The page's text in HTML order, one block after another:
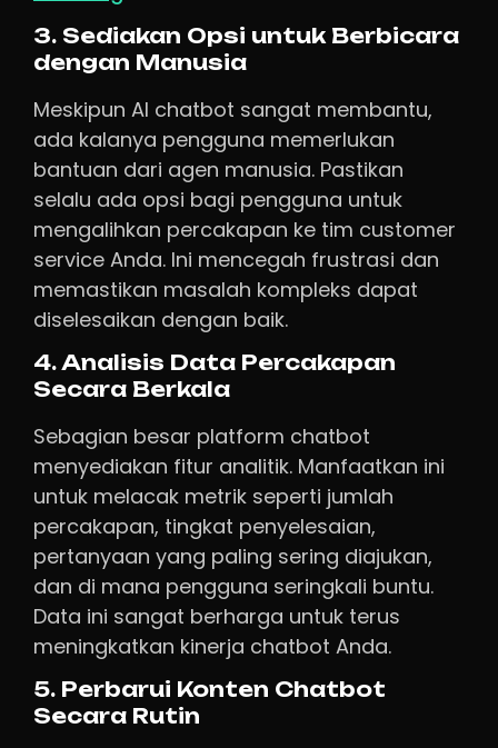
3. Sediakan Opsi untuk Berbicara
dengan Manusia
Meskipun AI chatbot sangat membantu,
ada kalanya pengguna memerlukan
bantuan dari agen manusia. Pastikan
selalu ada opsi bagi pengguna untuk
mengalihkan percakapan ke tim customer
service Anda. Ini mencegah frustrasi dan
memastikan masalah kompleks dapat
diselesaikan dengan baik.
4. Analisis Data Percakapan
Secara Berkala
Sebagian besar platform chatbot
menyediakan fitur analitik. Manfaatkan ini
untuk melacak metrik seperti jumlah
percakapan, tingkat penyelesaian,
pertanyaan yang paling sering diajukan,
dan di mana pengguna seringkali buntu.
Data ini sangat berharga untuk terus
meningkatkan kinerja chatbot Anda.
5. Perbarui Konten Chatbot
Secara Rutin